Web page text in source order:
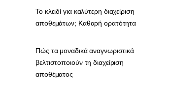
Το κλειδί για καλύτερη διαχείριση
αποθεμάτων; Καθαρή ορατότητα
Πώς τα μοναδικά αναγνωριστικά
βελτιστοποιούν τη διαχείριση
αποθέματος